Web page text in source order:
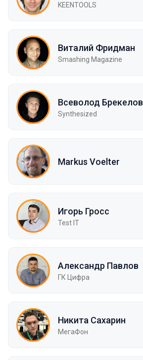
KEENTOOLS
Виталий Фридман
Smashing Magazine
Всеволод Брекелов
Synthesized
Markus Voelter
Игорь Гросс
Test IT
Александр Павлов
ГК Цифра
Никита Сахарин
МегаФон